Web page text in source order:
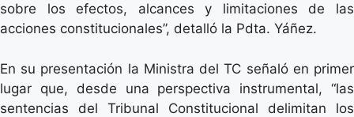
sobre los efectos, alcances y limitaciones de las
acciones constitucionales”, detalló la Pdta. Yáñez.
En su presentación la Ministra del TC señaló en primer
lugar que, desde una perspectiva instrumental, “las
sentencias del Tribunal Constitucional delimitan los